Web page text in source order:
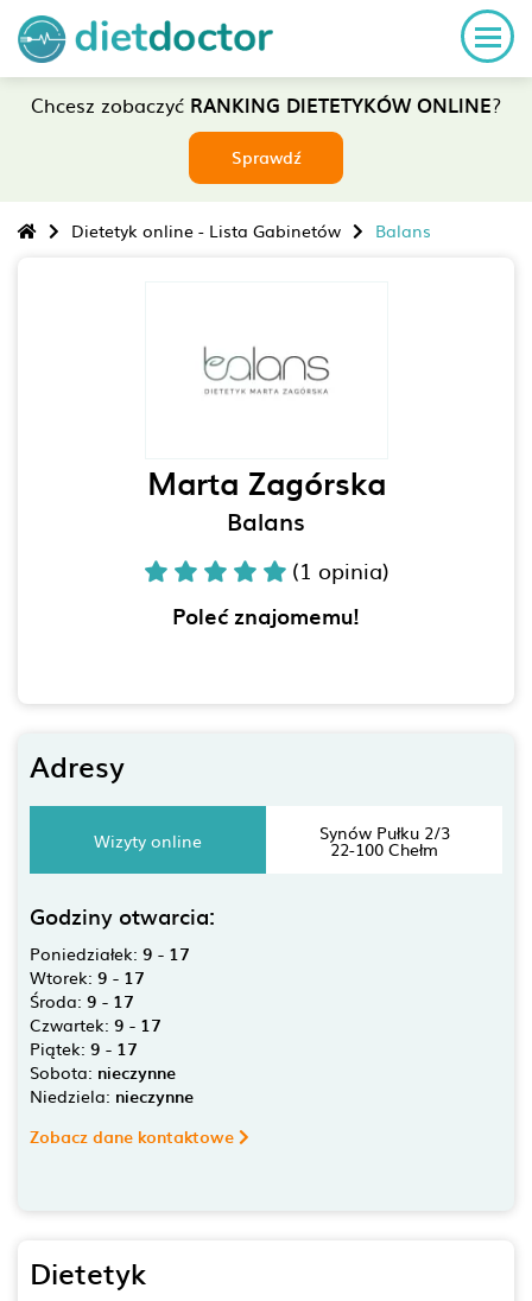
Chcesz zobaczyć RANKING DIETETYKÓW ONLINE?
Sprawdź
Dietetyk online - Lista Gabinetów Balans
Marta Zagórska
Balans
(1 opinia)
Poleć znajomemu!
Adresy
Wizyty online Synów Pułku 2/3
22-100 Chełm
Godziny otwarcia:
Poniedziałek: 9 - 17
Wtorek: 9 - 17
Środa: 9 - 17
Czwartek: 9 - 17
Piątek: 9 - 17
Sobota: nieczynne
Niedziela: nieczynne
Zobacz dane kontaktowe
Dietetyk